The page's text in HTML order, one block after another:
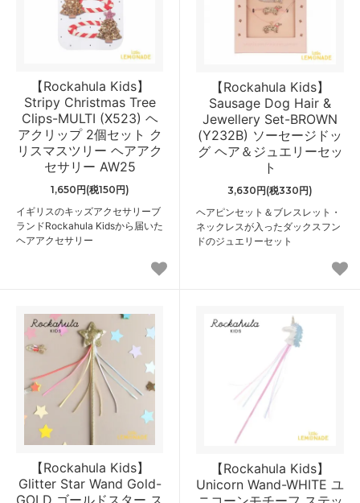
【Rockahula Kids】
Stripy Christmas Tree
Clips-MULTI (X523) ヘ
アクリップ 2個セット ク
リスマスツリー ヘアアク
セサリー AW25
1,650円(税150円)
イギリスのキッズアクセサリーブ
ランドRockahula Kidsから届いた
ヘアアクセサリー
【Rockahula Kids】
Sausage Dog Hair &
Jewellery Set-BROWN
(Y232B) ソーセージドッ
グ ヘア＆ジュエリーセッ
ト
3,630円(税330円)
ヘアピンセット＆ブレスレット・
ネックレスが入ったダックスフン
ドのジュエリーセット
【Rockahula Kids】
Glitter Star Wand Gold-
GOLD ゴールドスター ス
【Rockahula Kids】
Unicorn Wand-WHITE ユ